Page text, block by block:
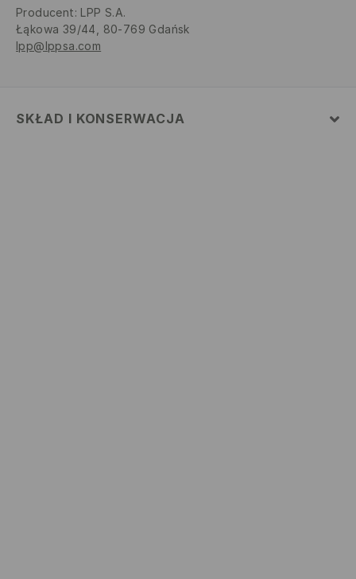
Producent: LPP S.A.
Łąkowa 39/44, 80-769 Gdańsk
lpp@lppsa.com
SKŁAD I KONSERWACJA